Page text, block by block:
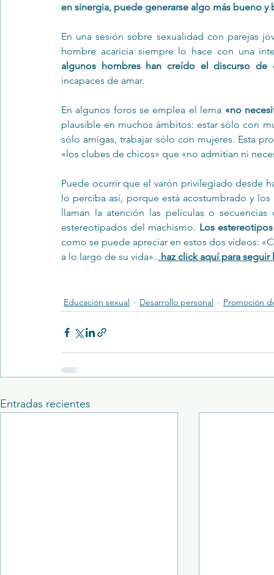
en sinergia, puede generarse algo más bueno
En una sesión sobre sexualidad con parejas
algunos hombres han creído el discurso
incapaces de amar.
En algunos foros se emplea el lema «no
plausible en muchos ámbitos: estar sólo con
sólo amigas, trabajar sólo con mujeres. Esta
«los clubes de chicos» que «no admitían ni
Puede ocurrir que el varón privilegiado desde
lo perciba así, porque está acostumbrado y
llaman la atención las películas o
estereotipados del machismo. Los
como se puede apreciar en estos dos vídeos:
a lo largo de su vida»...haz click aquí para
Educación sexual Desarrollo personal Promoción
Entradas recientes